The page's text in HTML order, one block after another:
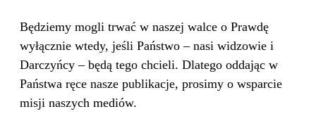
Będziemy mogli trwać w naszej walce o Prawdę
wyłącznie wtedy, jeśli Państwo – nasi widzowie i
Darczyńcy – będą tego chcieli. Dlatego oddając w
Państwa ręce nasze publikacje, prosimy o wsparcie
misji naszych mediów.